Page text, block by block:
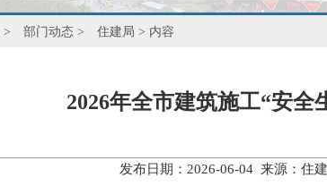
> 部门动态 > 住建局 > 内容
2026年全市建筑施工“安
发布日期：2026-06-04 来源：住